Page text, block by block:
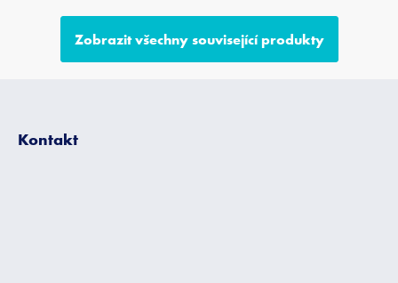
Zobrazit všechny související produkty
Kontakt